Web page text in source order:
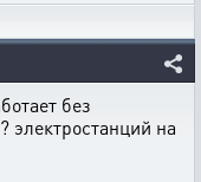
без
электростанций на